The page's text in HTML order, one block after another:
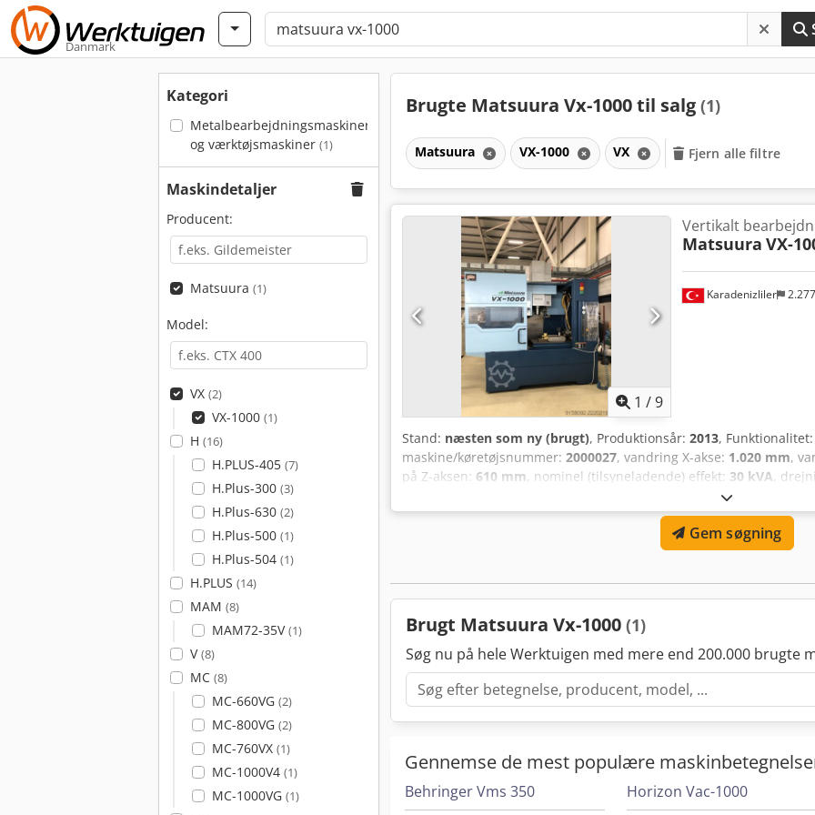
Danmark
Kategori
Metalbearbejdningsmaskiner
og værktøjsmaskiner (1)
Maskindetaljer
Producent:
Matsuura (1)
Model:
VX (2)
VX-1000 (1)
H (16)
H.PLUS-405 (7)
H.Plus-300 (3)
H.Plus-630 (2)
H.Plus-500 (1)
H.Plus-504 (1)
H.PLUS (14)
MAM (8)
MAM72-35V(1)
V(8)
MC (8)
MC-660VG (2)
MC-800VG (2)
MC-760VX (1)
MC-1000V4 (1)
MC-1000VG (1)
Brugte Matsuura Vx-1000 til salg (1)
Matsuura VX-1000 VX Fjern alle filtre
1 /9
Karadenizliler
Vertikalt
Matsuura VX-
Stand: næsten som ny (brugt), Produktionsår: 2013, Funktionalitet:
maskine/køretøjsnummer: 2000027, vandring X-akse: 1.020 mm,
på Z-aksen: 610 mm, nominel (tilsyneladende) effekt: 30 kVA,
FANUC 31İ-MODEL B
emnestykkebredde (maks.):600 mm, bordbredde:600 mm,
15.000 o/min, spindelhastighed
dokumentation / manual, spåntransportør, MATSUURA VX-1000
Gem søgning
Brugt Matsuura Vx-1000 (1)
Søg nu på hele Werktuigen med mere end 200.000 brugte
Gennemse de mest populære
Behringer Vms 350
Horizon Vac-1000